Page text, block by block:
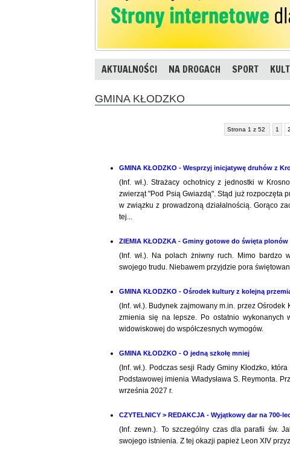
AKTUALNOŚCI NA DROGACH SPORT
GMINA KŁODZKO
Strona 1 z 52 1 2
GMINA KŁODZKO - Wesprzyj inicjatywę druhów z
(Inf. wł.). Strażacy ochotnicy z jednostki w
zwierząt "Pod Psią Gwiazdą". Stąd już rozpoczęta
w związku z prowadzoną działalnością. Gorąco
tej...
ZIEMIA KŁODZKA - Gminy gotowe do święta plonów
(Inf. wł.). Na polach żniwny ruch. Mimo bardzo
swojego trudu. Niebawem przyjdzie pora
GMINA KŁODZKO - Ośrodek kultury z kolejną
(Inf. wł.). Budynek zajmowany m.in. przez
zmienia się na lepsze. Po ostatnio wykonanych
widowiskowej do współczesnych wymogów.
GMINA KŁODZKO - O jedną szkołę mniej
(Inf. wł.). Podczas sesji Rady Gminy Kłodzko,
Podstawowej imienia Władysława S. Reymonta.
września 2027 r.
CZYTELNICY > REDAKCJA - Wyjątkowy dar na 700-
(Inf. zewn.). To szczególny czas dla parafii św.
swojego istnienia. Z tej okazji papież Leon XIV